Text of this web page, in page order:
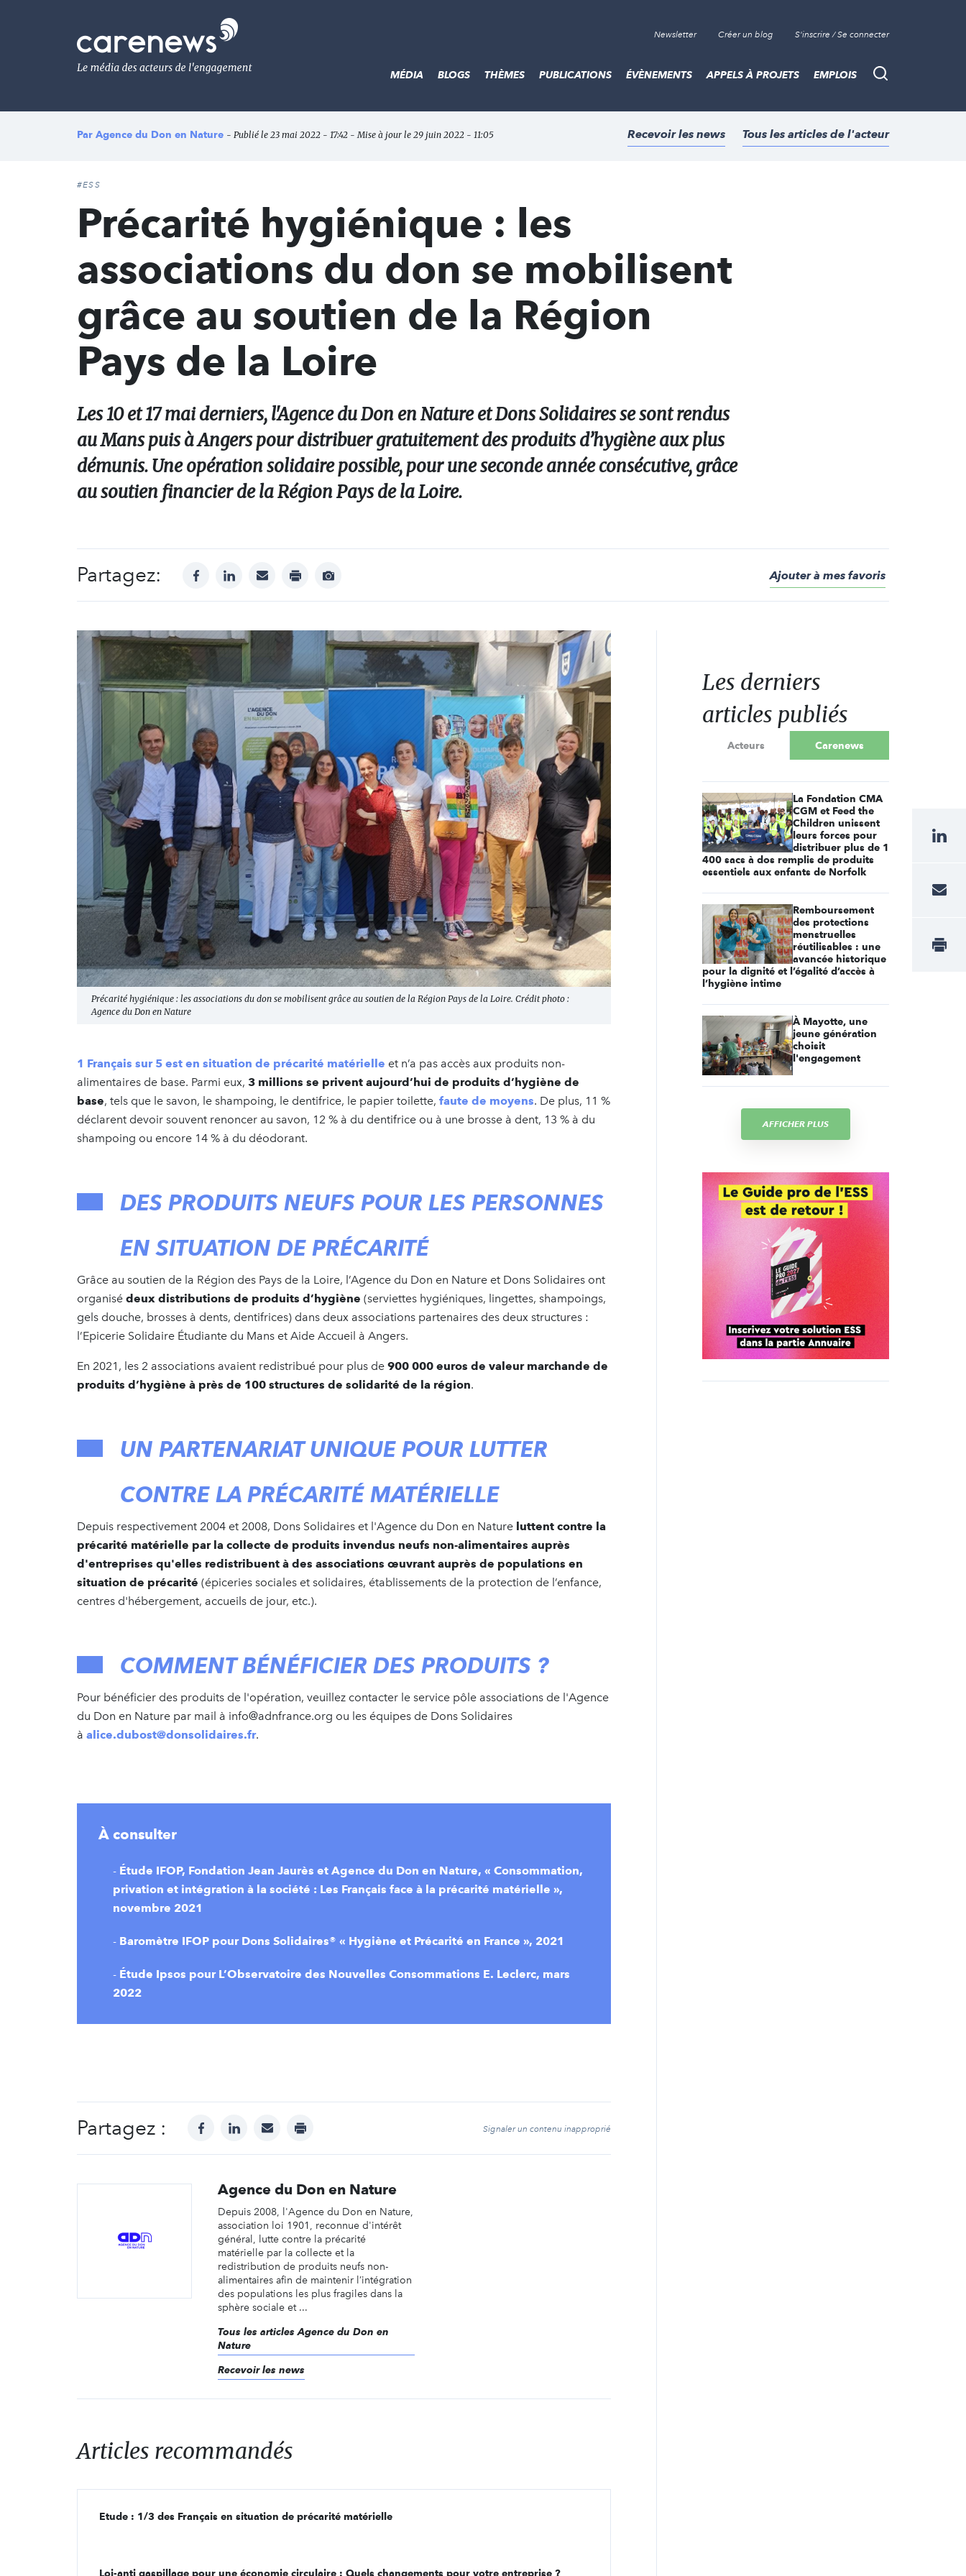
Le
média
de
l'engagement
Newsletter Créer un blog S'inscrire / Se connecter
Recherche
MÉDIA BLOGS THÈMES PUBLICATIONS ÉVÈNEMENTS APPELS À PROJETS EMPLOIS
Par Agence du Don en Nature - Publié le 23 mai 2022 - 17:42 - Mise à jour le 29 juin 2022 - 11:05 Recevoir les news Tous les articles de l'acteur
#ESS
Précarité hygiénique : les
associations du don se mobilisent
grâce au soutien de la Région
Pays de la Loire
Les 10 et 17 mai derniers, l'Agence du Don en Nature et Dons Solidaires se sont rendus
au Mans puis à Angers pour distribuer gratuitement des produits d’hygiène aux plus
démunis. Une opération solidaire possible, pour une seconde année consécutive, grâce
au soutien financier de la Région Pays de la Loire.
Partagez: facebooklinkedinmail print
Afficher
Ajouter à mes favoris
Précarité hygiénique : les associations du don se mobilisent grâce au soutien de la Région Pays de la Loire. Crédit photo :
Agence du Don en Nature
1 Français sur 5 est en situation de précarité matérielle et n’a pas accès aux produits non-
alimentaires de base. Parmi eux, 3 millions se privent aujourd’hui de produits d’hygiène de
base, tels que le savon, le shampoing, le dentifrice, le papier toilette, faute de moyens. De plus, 11 %
déclarent devoir souvent renoncer au savon, 12 % à du dentifrice ou à une brosse à dent, 13 % à du
shampoing ou encore 14 % à du déodorant.
DES PRODUITS NEUFS POUR LES PERSONNES
EN SITUATION DE PRÉCARITÉ
Grâce au soutien de la Région des Pays de la Loire, l’Agence du Don en Nature et Dons Solidaires ont
organisé deux distributions de produits d’hygiène (serviettes hygiéniques, lingettes, shampoings,
gels douche, brosses à dents, dentifrices) dans deux associations partenaires des deux structures :
l’Epicerie Solidaire Étudiante du Mans et Aide Accueil à Angers.
En 2021, les 2 associations avaient redistribué pour plus de 900 000 euros de valeur marchande de
produits d’hygiène à près de 100 structures de solidarité de la région.
UN PARTENARIAT UNIQUE POUR LUTTER
CONTRE LA PRÉCARITÉ MATÉRIELLE
Depuis respectivement 2004 et 2008, Dons Solidaires et l'Agence du Don en Nature luttent contre la
précarité matérielle par la collecte de produits invendus neufs non-alimentaires auprès
d'entreprises qu'elles redistribuent à des associations œuvrant auprès de populations en
situation de précarité (épiceries sociales et solidaires, établissements de la protection de l’enfance,
centres d'hébergement, accueils de jour, etc.).
COMMENT BÉNÉFICIER DES PRODUITS ?
Pour bénéficier des produits de l'opération, veuillez contacter le service pôle associations de l'Agence
du Don en Nature par mail à info@adnfrance.org ou les équipes de Dons Solidaires
à alice.dubost@donsolidaires.fr.
À consulter
- Étude IFOP, Fondation Jean Jaurès et Agence du Don en Nature, « Consommation,
privation et intégration à la société : Les Français face à la précarité matérielle »,
novembre 2021
- Baromètre IFOP pour Dons Solidaires® « Hygiène et Précarité en France », 2021
- Étude Ipsos pour L’Observatoire des Nouvelles Consommations E. Leclerc, mars
2022
Partagez : facebooklinkedinmail print Signaler un contenu inapproprié
Agence du Don en Nature
Depuis 2008, l'Agence du Don en Nature,
association loi 1901, reconnue d'intérêt
général, lutte contre la précarité
matérielle par la collecte et la
redistribution de produits neufs non-
alimentaires afin de maintenir l’intégration
des populations les plus fragiles dans la
sphère sociale et ...
Tous les articles Agence du Don en
Nature
Recevoir les news
Articles recommandés
Etude : 1/3 des Français en situation de précarité matérielle
Loi-anti gaspillage pour une économie circulaire : Quels changements pour votre entreprise ?
Les derniers
articles publiés
Acteurs Carenews
La Fondation CMA
CGM et Feed the
Children unissent
leurs forces pour
distribuer plus de 1
400 sacs à dos remplis de produits
essentiels aux enfants de Norfolk
Remboursement
des protections
menstruelles
réutilisables : une
avancée historique
pour la dignité et l’égalité d’accès à
l’hygiène intime
À Mayotte, une
jeune génération
choisit
l'engagement
AFFICHER PLUS